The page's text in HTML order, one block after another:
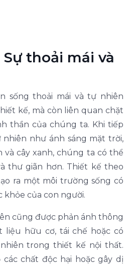
Sự thoải mái và
sống thoải mái và tự nhiên
kế, mà còn liên quan chặt
thần của chúng ta. Khi tiếp
như ánh sáng mặt trời,
cây xanh, chúng ta có thể
thư giãn hơn. Thiết kế theo
ra một môi trường sống có
khỏe của con người.
cũng được phản ánh thông
liệu hữu cơ, tái chế hoặc có
trong thiết kế nội thất.
chất độc hại hoặc gây dị